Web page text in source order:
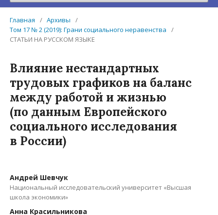
Главная / Архивы
/
Том 17 № 2 (2019): Грани социального неравенства
/
СТАТЬИ НА РУССКОМ ЯЗЫКЕ
Влияние нестандартных
трудовых графиков на баланс
между работой и жизнью
(по данным Европейского
социального исследования
в России)
Андрей Шевчук
Национальный исследовательский университет «Высшая
школа экономики»
Анна Красильникова